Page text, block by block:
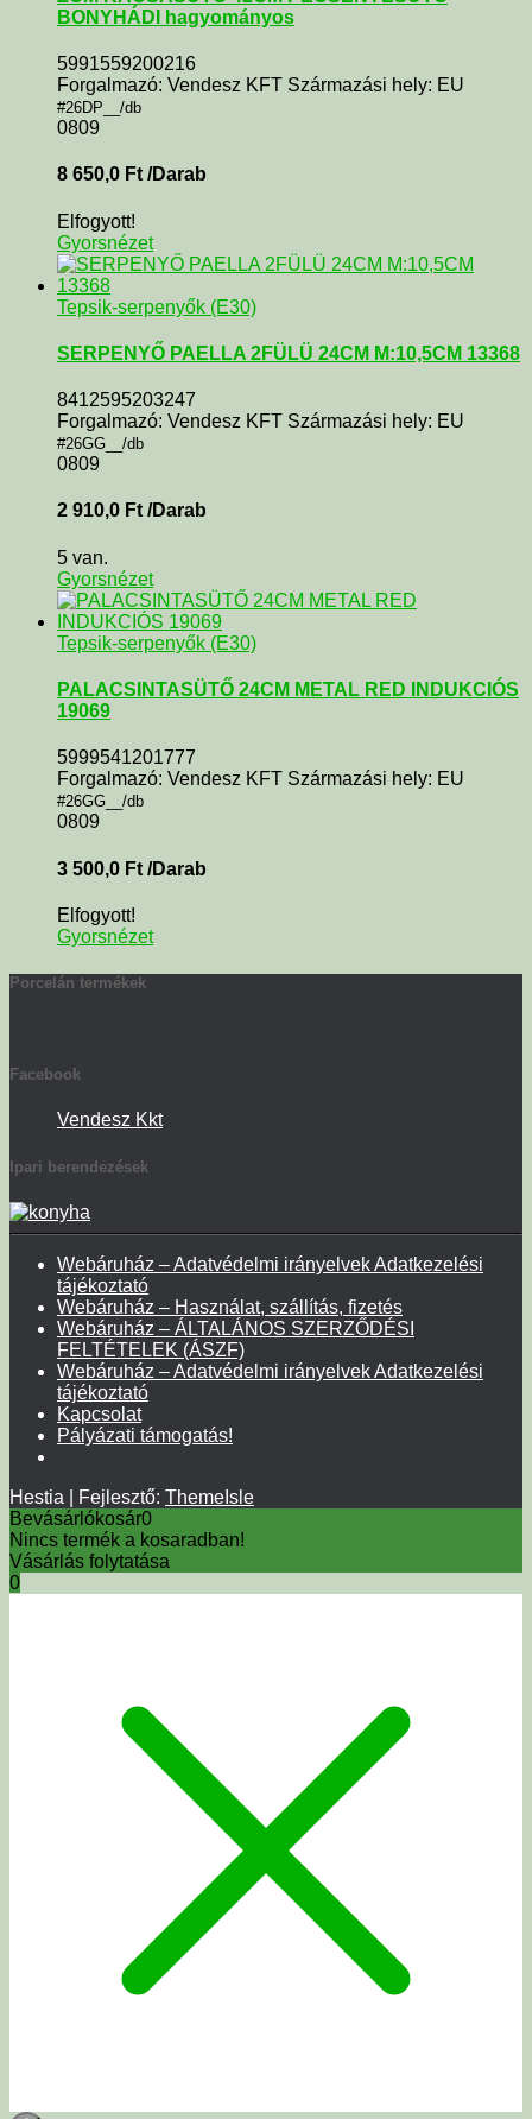
BONYHÁDI hagyományos
5991559200216
Forgalmazó: Vendesz KFT Származási hely: EU
#26DP__/db
0809
8 650,0 Ft /Darab
Elfogyott!
Gyorsnézet
Tepsik-serpenyők (E30)
SERPENYŐ PAELLA 2FÜLÜ 24CM M:10,5CM 13368
8412595203247
Forgalmazó: Vendesz KFT Származási hely: EU
#26GG__/db
0809
2 910,0 Ft /Darab
5 van.
Gyorsnézet
Tepsik-serpenyők (E30)
PALACSINTASÜTŐ 24CM METAL RED INDUKCIÓS
19069
5999541201777
Forgalmazó: Vendesz KFT Származási hely: EU
#26GG__/db
0809
3 500,0 Ft /Darab
Elfogyott!
Gyorsnézet
Porcelán termékek
Facebook
Vendesz Kkt
Ipari berendezések
Webáruház – Adatvédelmi irányelvek Adatkezelési
tájékoztató
Webáruház – Használat, szállítás, fizetés
Webáruház – ÁLTALÁNOS SZERZŐDÉSI
FELTÉTELEK (ÁSZF)
Webáruház – Adatvédelmi irányelvek Adatkezelési
tájékoztató
Kapcsolat
Pályázati támogatás!
Hestia | Fejlesztő: ThemeIsle
Bevásárlókosár0
Nincs termék a kosaradban!
Vásárlás folytatása
0